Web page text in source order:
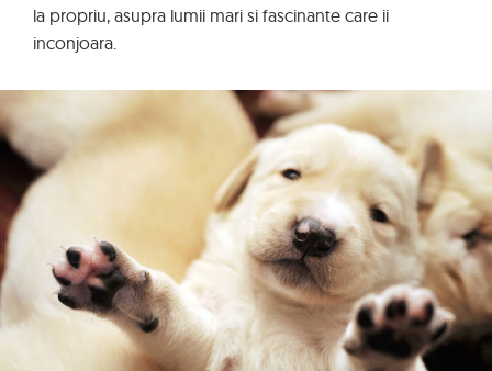
la propriu, asupra lumii mari si fascinante care ii
inconjoara.